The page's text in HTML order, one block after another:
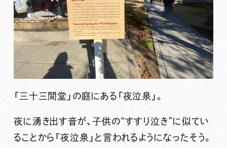
「三十三間堂」の庭にある「夜泣泉」。
夜に湧き出す音が、子供の“すすり泣き”に似てい
ることから「夜泣泉」と言われるようになったそう。